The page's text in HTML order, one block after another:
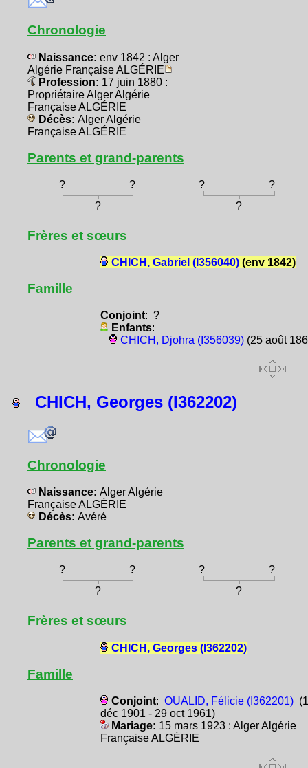
Chronologie
Naissance: env 1842 : Alger
Algérie Française ALGÉRIE
Profession: 17 juin 1880 :
Propriétaire Alger Algérie
Française ALGÉRIE
Décès: Alger Algérie
Française ALGÉRIE
Parents et grand-parents
? ? ?
?
?
?
Frères et sœurs
CHICH, Gabriel (I356040)(env 1842)
Famille
Conjoint: ?
Enfants:
CHICH, Djohra (I356039)(25 août
CHICH, Georges (I362202)
Chronologie
Naissance: Alger Algérie
Française ALGÉRIE
Décès: Avéré
Parents et grand-parents
? ? ?
?
?
?
Frères et sœurs
CHICH, Georges (I362202)
Famille
Conjoint: OUALID, Félicie (I362201)
déc 1901 - 29 oct 1961)
Mariage: 15 mars 1923 : Alger Algérie
Française ALGÉRIE